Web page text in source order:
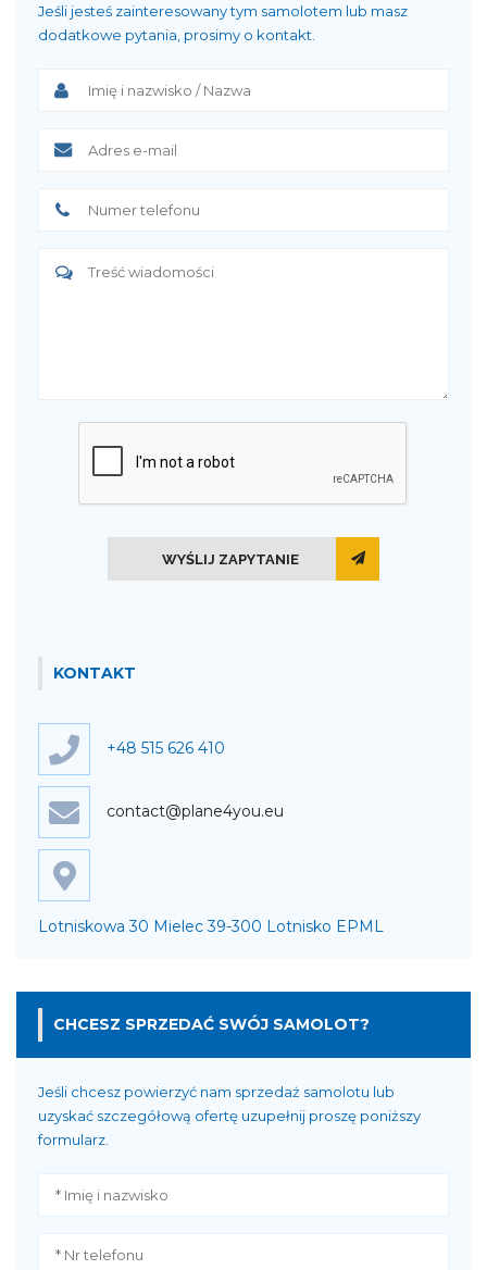
Jeśli jesteś zainteresowany tym samolotem lub masz
dodatkowe pytania, prosimy o kontakt.
WYŚLIJ ZAPYTANIE
KONTAKT
+48 515 626 410
contact@plane4you.eu
Lotniskowa 30 Mielec 39-300 Lotnisko EPML
CHCESZ SPRZEDAĆ SWÓJ SAMOLOT?
Jeśli chcesz powierzyć nam sprzedaż samolotu lub
uzyskać szczegółową ofertę uzupełnij proszę poniższy
formularz.